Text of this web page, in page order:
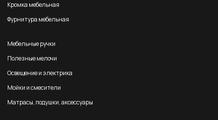
Кромка мебельная
Фурнитура мебельная
Мебельные ручки
Полезные мелочи
Освещение и электрика
Мойки и смесители
Матрасы, подушки, аксессуары